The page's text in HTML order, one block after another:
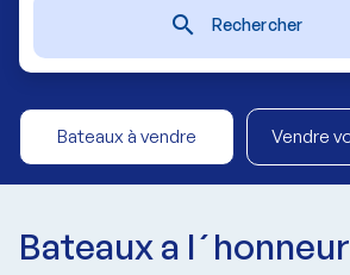
search Rechercher
Bateaux à vendre Vendre
Bateaux a l´honneur